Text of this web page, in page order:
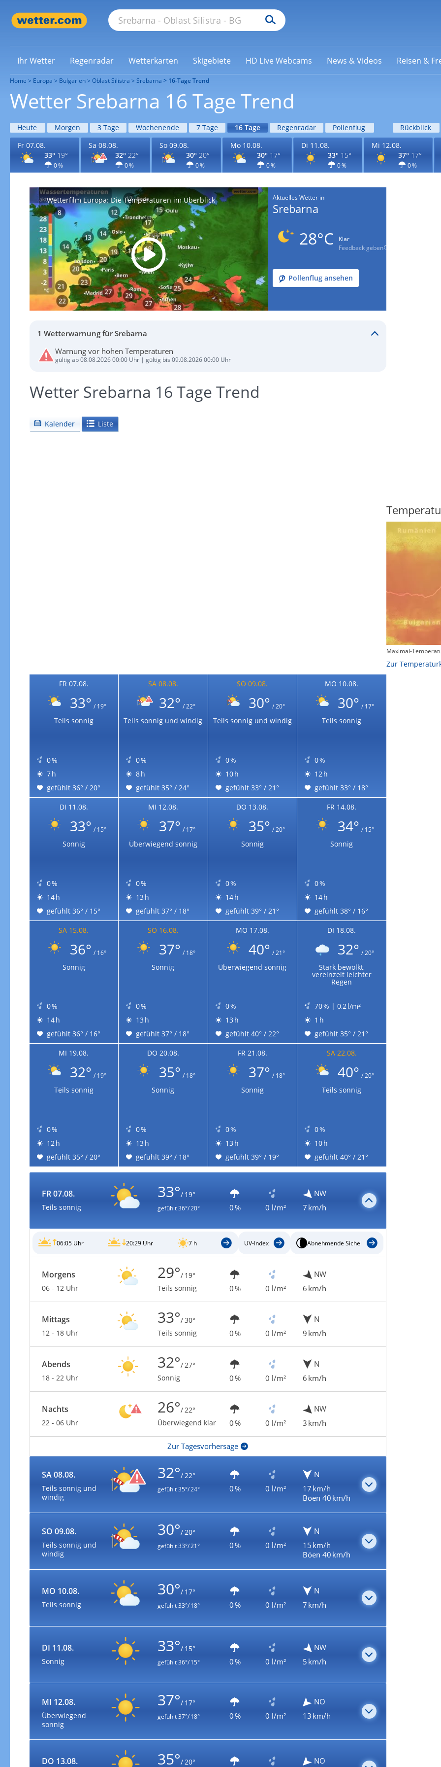
Ihr Wetter Regenradar Wetterkarten Skigebiete HD Live Webcams News & Videos Reisen &
Home Europa Bulgarien Oblast Silistra Srebarna 16-Tage Trend
Wetter Srebarna 16 Tage Trend
Heute Morgen 3 Tage Wochenende 7 Tage 16 Tage Regenradar Pollenflug
Rückblick
Fr 07.08.
33° 19°
0 %
Sa 08.08.
32° 22°
0 %
So 09.08.
30° 20°
0 %
Mo 10.08.
30° 17°
0 %
Di 11.08.
33° 15°
0 %
Mi 12.08.
37° 17°
0 %
Wetterfilm Europa: Die Temperaturen im Überblick Aktuelles Wetter in
Srebarna
28°C
Klar
Feedback geben
Pollenflug ansehen
1 Wetterwarnung für Srebarna
Warnung vor hohen Temperaturen
gültig ab 08.08.2026 00:00 Uhr | gültig bis 09.08.2026 00:00 Uhr
Wetter Srebarna 16 Tage Trend
Kalender Liste
FR 07.08.
33° / 19°
Teils sonnig
0 %
7 h
gefühlt 36° / 20°
SA 08.08.
32° / 22°
Teils sonnig und windig
0 %
8 h
gefühlt 35° / 24°
SO 09.08.
30° / 20°
Teils sonnig und windig
0 %
10 h
gefühlt 33° / 21°
MO 10.08.
30° / 17°
Teils sonnig
0 %
12 h
gefühlt 33° / 18°
DI 11.08.
33° / 15°
Sonnig
0 %
14 h
gefühlt 36° / 15°
MI 12.08.
37° / 17°
Überwiegend sonnig
0 %
13 h
gefühlt 37° / 18°
DO 13.08.
35° / 20°
Sonnig
0 %
14 h
gefühlt 39° / 21°
FR 14.08.
34° / 15°
Sonnig
0 %
14 h
gefühlt 38° / 16°
SA 15.08.
36° / 16°
Sonnig
0 %
14 h
gefühlt 36° / 16°
SO 16.08.
37° / 18°
Sonnig
0 %
13 h
gefühlt 37° / 18°
MO 17.08.
40° / 21°
Überwiegend sonnig
0 %
13 h
gefühlt 40° / 22°
DI 18.08.
32° / 20°
Stark bewölkt,
vereinzelt leichter
Regen
70 % | 0,2 l/m²
1 h
gefühlt 35° / 21°
MI 19.08.
32° / 19°
Teils sonnig
0 %
12 h
gefühlt 35° / 20°
DO 20.08.
35° / 18°
Sonnig
0 %
13 h
gefühlt 39° / 18°
FR 21.08.
37° / 18°
Sonnig
0 %
13 h
gefühlt 39° / 19°
SA 22.08.
40° / 20°
Teils sonnig
0 %
10 h
gefühlt 40° / 21°
FR 07.08.
Teils sonnig
33°/ 19°
gefühlt36°/ 20° 0 % 0 l/m²
NW
7 km/h
06:05 Uhr 20:29 Uhr 7 h UV-Index Abnehmende Sichel
Morgens
06 - 12 Uhr
29°/ 19°
Teils sonnig
0 % 0 l/m²
NW
6 km/h
Mittags
12 - 18 Uhr
33°/ 30°
Teils sonnig
0 % 0 l/m²
N
9 km/h
Abends
18 - 22 Uhr
32°/ 27°
Sonnig
0 % 0 l/m²
N
6 km/h
Nachts
22 - 06 Uhr
26°/ 22°
Überwiegend klar
0 % 0 l/m²
NW
3 km/h
Zur Tagesvorhersage
SA 08.08.
Teils sonnig und
windig
32°/ 22°
gefühlt35°/ 24° 0 % 0 l/m²
N
17 km/h
Böen 40 km/h
SO 09.08.
Teils sonnig und
windig
30°/ 20°
gefühlt33°/ 21° 0 % 0 l/m²
N
15 km/h
Böen 40 km/h
MO 10.08.
Teils sonnig
30°/ 17°
gefühlt33°/ 18° 0 % 0 l/m²
N
7 km/h
DI 11.08.
Sonnig
33°/ 15°
gefühlt36°/ 15° 0 % 0 l/m²
NW
5 km/h
MI 12.08.
Überwiegend
sonnig
37°/ 17°
gefühlt37°/ 18° 0 % 0 l/m²
NO
13 km/h
DO 13.08. 35°/ 20° NO
Maximal-
Zur